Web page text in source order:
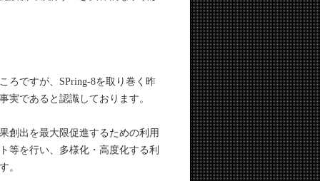
ろですが、SPring-8を取り巻く昨
実であると認識しております。
出を最大限促進するための利用
等を行い、多様化・高度化する利
。